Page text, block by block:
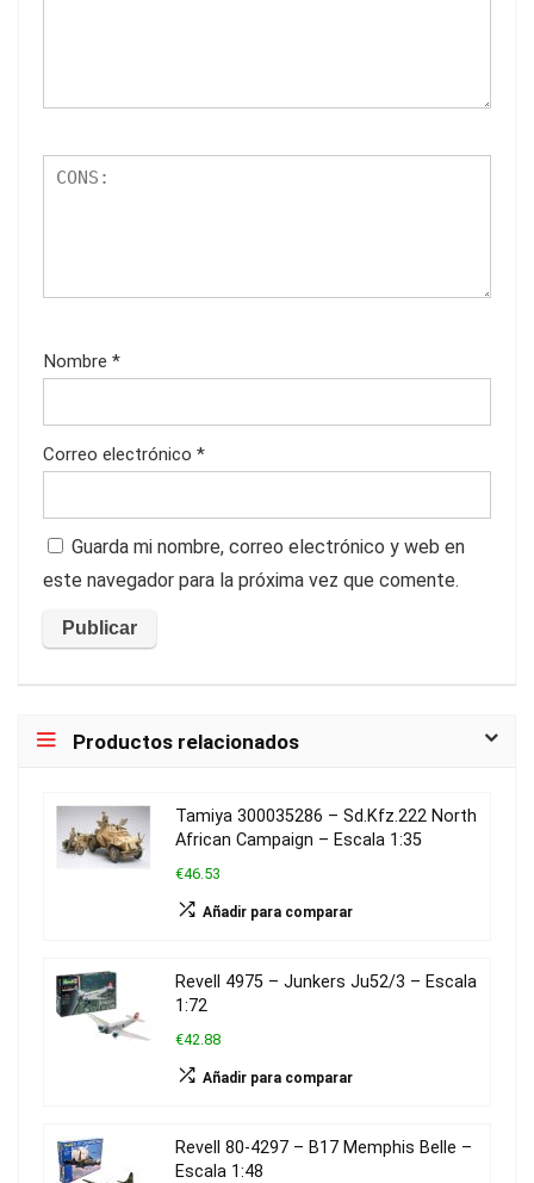
Nombre *
Correo electrónico *
Guarda mi nombre, correo electrónico y web en
este navegador para la próxima vez que comente.
Productos relacionados
Tamiya 300035286 – Sd.Kfz.222 North
African Campaign – Escala 1:35
€46.53
Añadir para comparar
Revell 4975 – Junkers Ju52/3 – Escala
1:72
€42.88
Añadir para comparar
Revell 80-4297 – B17 Memphis Belle –
Escala 1:48